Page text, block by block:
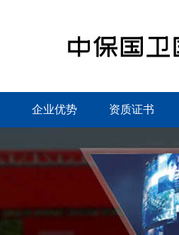
企业优势 资质证书